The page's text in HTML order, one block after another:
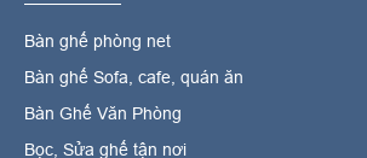
Bàn ghế phòng net
Bàn ghế Sofa, cafe, quán ăn
Bàn Ghế Văn Phòng
Bọc, Sửa ghế tận nơi